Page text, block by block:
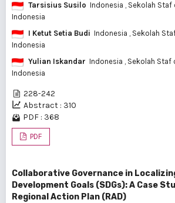
Tarsisius Susilo Indonesia , Sekolah Staf
Indonesia
I Ketut Setia Budi Indonesia , Sekolah
Indonesia
Yulian Iskandar Indonesia , Sekolah Staf
Indonesia
228-242
Abstract : 310
PDF : 368
PDF
Collaborative Governance in
Development Goals (SDGs): A Case
Regional Action Plan (RAD)